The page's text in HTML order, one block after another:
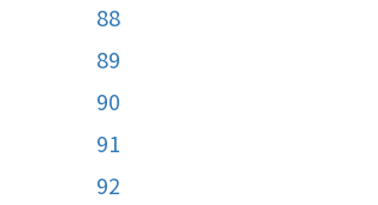
88
89
90
91
92